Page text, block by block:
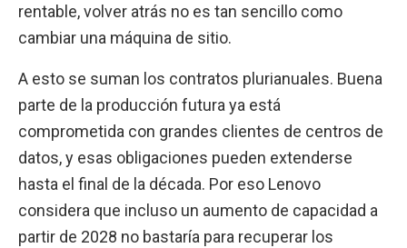
rentable, volver atrás no es tan sencillo como
cambiar una máquina de sitio.
A esto se suman los contratos plurianuales. Buena
parte de la producción futura ya está
comprometida con grandes clientes de centros de
datos, y esas obligaciones pueden extenderse
hasta el final de la década. Por eso Lenovo
considera que incluso un aumento de capacidad a
partir de 2028 no bastaría para recuperar los